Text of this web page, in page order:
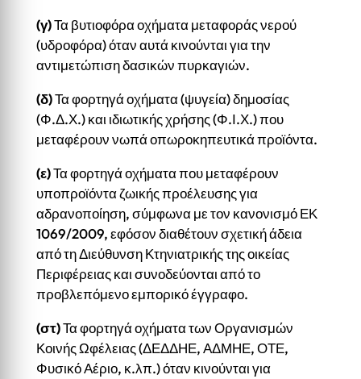
(γ)Τα βυτιοφόρα οχήματα μεταφοράς νερού
(υδροφόρα) όταν αυτά κινούνται για την
αντιμετώπιση δασικών πυρκαγιών.
(δ)Τα φορτηγά οχήματα (ψυγεία) δημοσίας
(Φ.Δ.Χ.) και ιδιωτικής χρήσης (Φ.Ι.Χ.) που
μεταφέρουν νωπά οπωροκηπευτικά προϊόντα.
(ε)Τα φορτηγά οχήματα που μεταφέρουν
υποπροϊόντα ζωικής προέλευσης για
αδρανοποίηση, σύμφωνα με τον κανονισμό ΕΚ
1069/2009, εφόσον διαθέτουν σχετική άδεια
από τη Διεύθυνση Κτηνιατρικής της οικείας
Περιφέρειας και συνοδεύονται από το
προβλεπόμενο εμπορικό έγγραφο.
(στ)Τα φορτηγά οχήματα των Οργανισμών
Κοινής Ωφέλειας (ΔΕΔΔΗΕ, ΑΔΜΗΕ, ΟΤΕ,
Φυσικό Αέριο, κ.λπ.) όταν κινούνται για